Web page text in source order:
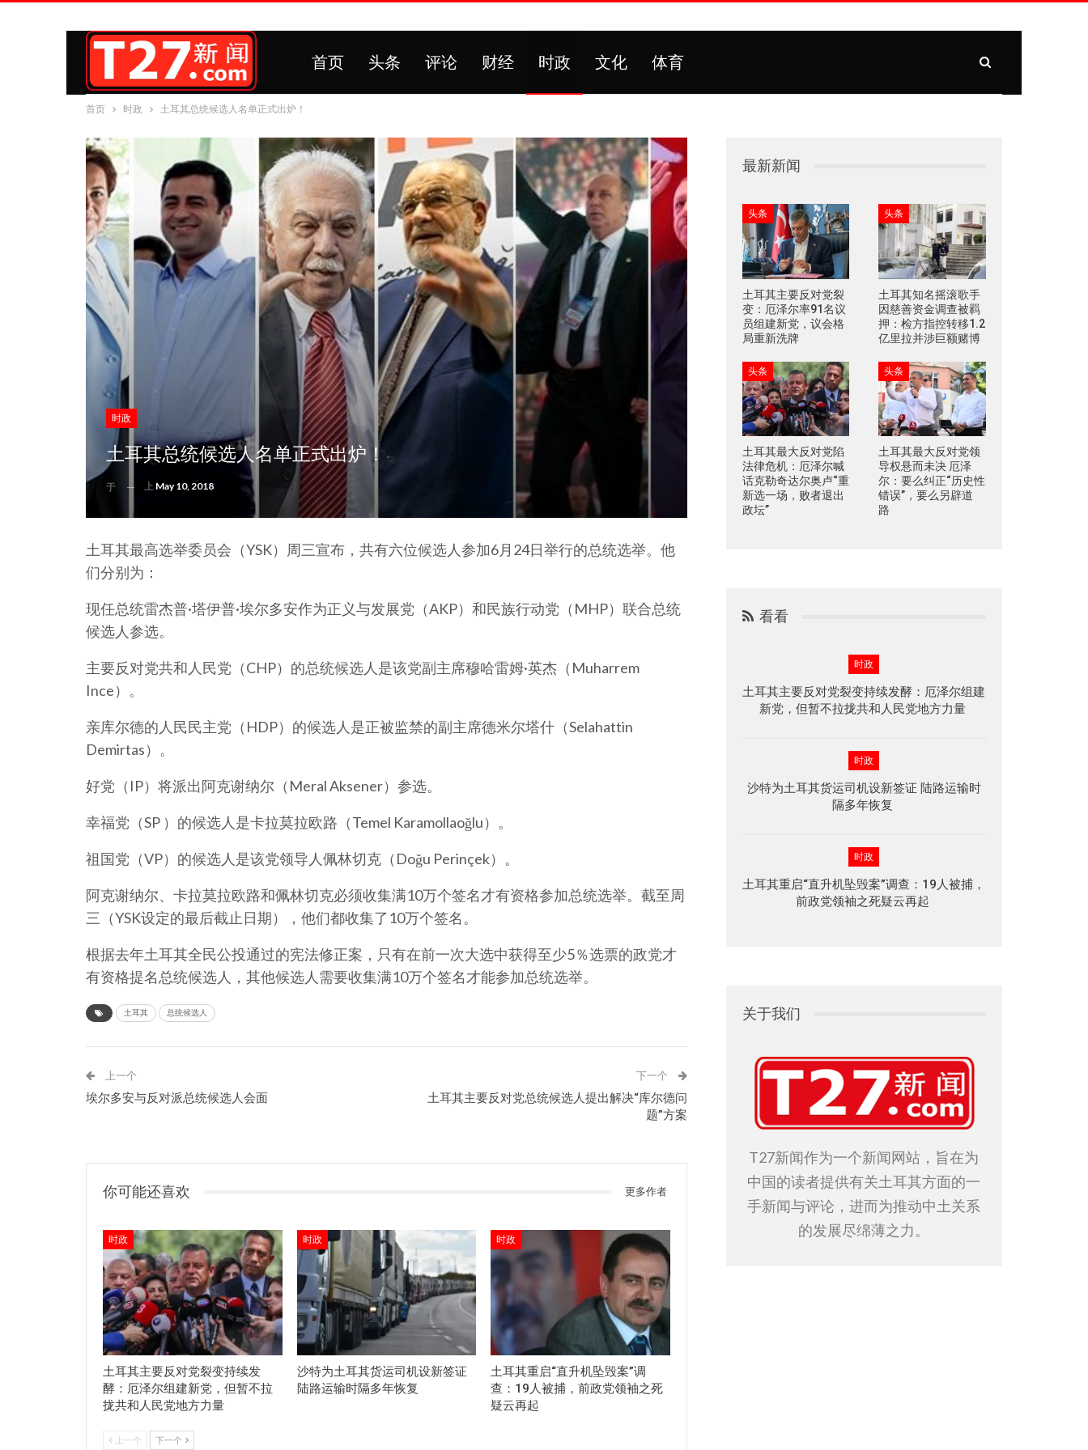
首页 头条 评论 财经 时政 文化 体育
首页 时政 土耳其总统候选人名单正式出炉！
时政
土耳其总统候选人名单正式出炉！
于 上 May 10, 2018
土耳其最高选举委员会（YSK）周三宣布，共有六位候选人参加6月24日举行的总统选举。他
们分别为：
现任总统雷杰普·塔伊普·埃尔多安作为正义与发展党（AKP）和民族行动党（MHP）联合总统
候选人参选。
主要反对党共和人民党（CHP）的总统候选人是该党副主席穆哈雷姆·英杰（Muharrem
Ince）。
亲库尔德的人民民主党（HDP）的候选人是正被监禁的副主席德米尔塔什（Selahattin
Demirtas）。
好党（IP）将派出阿克谢纳尔（Meral Aksener）参选。
幸福党（SP ）的候选人是卡拉莫拉欧路（Temel Karamollaoğlu）。
祖国党（VP）的候选人是该党领导人佩林切克（Do​​ğu Perinçek）。
阿克谢纳尔、卡拉莫拉欧路和佩林切克必须收集满10万个签名才有资格参加总统选举。截至周
三（YSK设定的最后截止日期），他们都收集了10万个签名。
根据去年土耳其全民公投通过的宪法修正案，只有在前一次大选中获得至少5％选票的政党才
有资格提名总统候选人，其他候选人需要收集满10万个签名才能参加总统选举。
土耳其 总统候选人
上一个
埃尔多安与反对派总统候选人会面
下一个
土耳其主要反对党总统候选人提出解决“库尔德问
题”方案
你可能还喜欢 更多作者
时政
土耳其主要反对党裂变持续发
酵：厄泽尔组建新党，但暂不拉
拢共和人民党地方力量
时政
沙特为土耳其货运司机设新签证
陆路运输时隔多年恢复
时政
土耳其重启“直升机坠毁案”调
查：19人被捕，前政党领袖之死
疑云再起
上一个 下一个
最新新闻
头条
土耳其主要反对党裂
变：厄泽尔率91名议
员组建新党，议会格
局重新洗牌
头条
土耳其知名摇滚歌手
因慈善资金调查被羁
押：检方指控转移1.2
亿里拉并涉巨额赌博
头条
土耳其最大反对党陷
法律危机：厄泽尔喊
话克勒奇达尔奥卢“重
新选一场，败者退出
政坛”
头条
土耳其最大反对党领
导权悬而未决 厄泽
尔：要么纠正“历史性
错误”，要么另辟道
路
看看
时政
土耳其主要反对党裂变持续发酵：厄泽尔组建
新党，但暂不拉拢共和人民党地方力量
时政
沙特为土耳其货运司机设新签证 陆路运输时
隔多年恢复
时政
土耳其重启“直升机坠毁案”调查：19人被捕，
前政党领袖之死疑云再起
关于我们
T27新闻作为一个新闻网站，旨在为
中国的读者提供有关土耳其方面的一
手新闻与评论，进而为推动中土关系
的发展尽绵薄之力。